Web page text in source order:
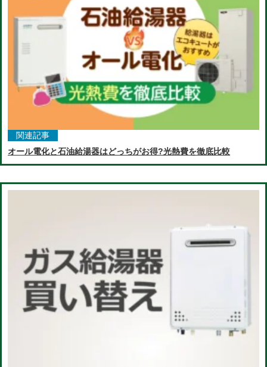
関連記事
オール電化と石油給湯器はどっちがお得?光熱費を徹底比較